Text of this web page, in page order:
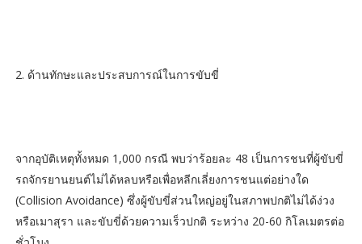
2. ด้านทักษะและประสบการณ์ในการขับขี่
จากอุบัติเหตุทั้งหมด 1,000 กรณี พบว่าร้อยละ 48 เป็นการชนที่ผู้ขับขี่
รถจักรยานยนต์ไม่ได้หลบหรือเพื่อหลีกเลี่ยงการชนแต่อย่างใด
(Collision Avoidance) ซึ่งผู้ขับขี่ส่วนใหญ่อยู่ในสภาพปกติไม่ได้ง่วง
หรือเมาสุรา และขับขี่ด้วยความเร็วปกติ ระหว่าง 20-60 กิโลเมตรต่อ